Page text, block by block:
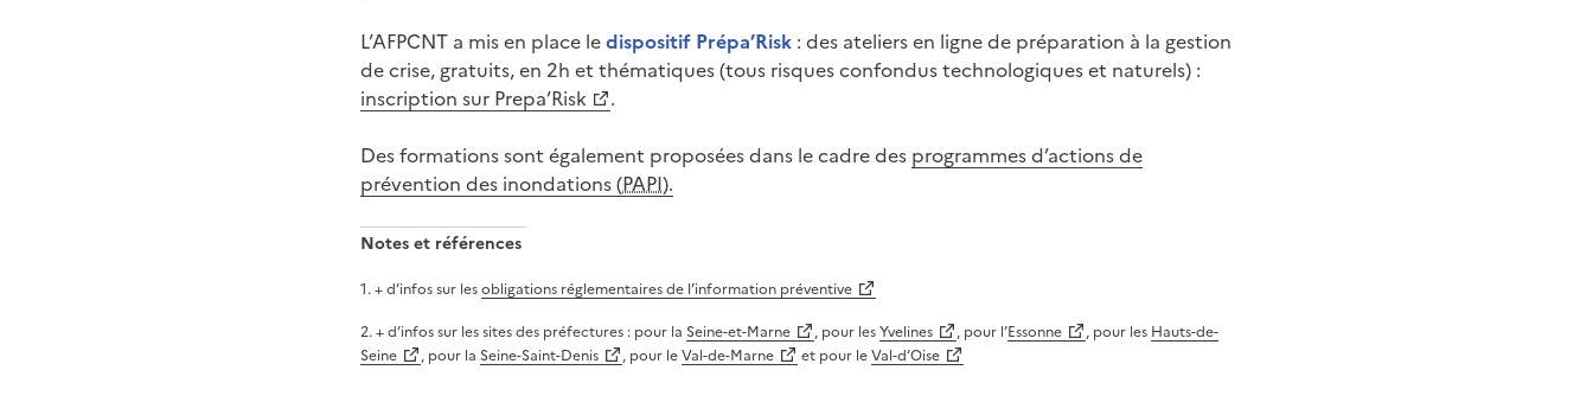
L’AFPCNT a mis en place ledispositif Prépa’Risk : des ateliers en ligne de préparation à la gestion
de crise, gratuits, en 2h et thématiques (tous risques confondus technologiques et naturels) :
inscription sur Prepa’Risk
.
Des formations sont également proposées dans le cadre des programmes d’actions de
prévention des inondations (PAPI).
Notes et références
1.+ d’infos sur lesobligations réglementaires de l’information préventive
2.+ d’infos sur les sites des préfectures : pour la Seine-et-Marne , pour lesYvelines , pour l’Essonne , pour les Hauts-de-
Seine
, pour la Seine-Saint-Denis , pour leVal-de-Marne et pour leVal-d’Oise